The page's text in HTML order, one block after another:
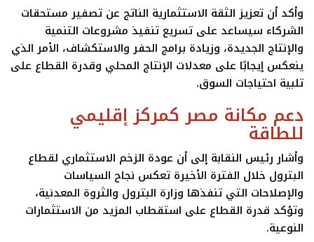
وأكد أن تعزيز الثقة الاستثمارية الناتج عن تصفير مستحقات
الشركاء سيساعد على تسريع تنفيذ مشروعات التنمية
والإنتاج الجديدة، وزيادة برامج الحفر والاستكشاف، الأمر الذي
ينعكس إيجابًا على معدلات الإنتاج المحلي وقدرة القطاع على
تلبية احتياجات السوق.
دعم مكانة مصر كمركز إقليمي
للطاقة
وأشار رئيس النقابة إلى أن عودة الزخم الاستثماري لقطاع
البترول خلال الفترة الأخيرة تعكس نجاح السياسات
والإصلاحات التي تنفذها وزارة البترول والثروة المعدنية،
وتؤكد قدرة القطاع على استقطاب المزيد من الاستثمارات
النوعية.